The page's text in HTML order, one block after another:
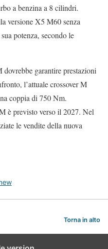
a benzina a 8 cilindri.
versione X5 M60 senza
potenza, secondo le
garantire prestazioni
l’attuale crossover M
coppia di 750 Nm.
è previsto verso il 2027. Nel
le vendite della nuova
Torna in alto